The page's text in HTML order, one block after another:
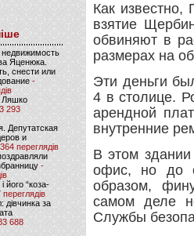
Яценюка.
снести или
-
Ляшко
293
Депутатская
и
переглядів
-
його “коза-
дівчинка за
688
Как
взятие
обвиняют в
размерах на
Эти деньги
4 в столице.
арендной
внутренние
В этом
офис, но до
образом,
самом деле
Службы